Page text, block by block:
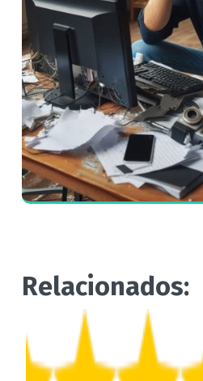
Relacionados: